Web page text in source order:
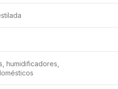
humidificadores,